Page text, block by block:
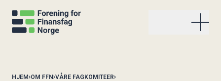
Våre studier og kurs
HJEM OM FFN VÅRE FAGKOMITEER